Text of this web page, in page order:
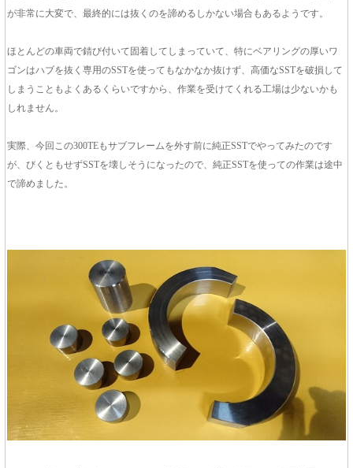
が非常に大変で、最終的には抜くのを諦めるしかない場合もあるようです。
ほとんどの車両で錆び付いて固着してしまっていて、特にベアリングの厚いワ
ゴンはハブを抜く専用のSSTを使ってもなかなか抜けず、高価なSSTを破損して
しまうこともよくあるくらいですから、作業を受けてくれる工場は少ないかも
しれません。
実際、今回この300TEもサブフレームを外す前に純正SSTでやってみたのです
が、びくともせずSSTを壊しそうになったので、純正SSTを使っての作業は途中
で諦めました。